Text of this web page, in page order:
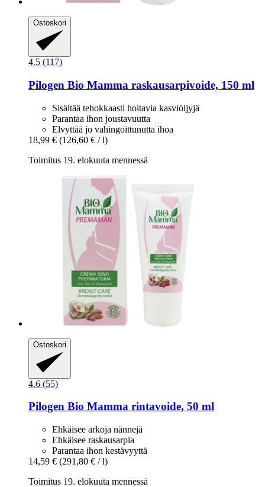
Ostoskori
4.5 (117)
Pilogen Bio Mamma raskausarpivoide, 150 ml
Sisältää tehokkaasti hoitavia kasviöljyjä
Parantaa ihon joustavuutta
Elvyttää jo vahingoittunutta ihoa
18,99 € (126,60 € / l)
Toimitus 19. elokuuta mennessä
Ostoskori
4.6 (55)
Pilogen Bio Mamma rintavoide, 50 ml
Ehkäisee arkoja nännejä
Ehkäisee raskausarpia
Parantaa ihon kestävyyttä
14,59 € (291,80 € / l)
Toimitus 19. elokuuta mennessä